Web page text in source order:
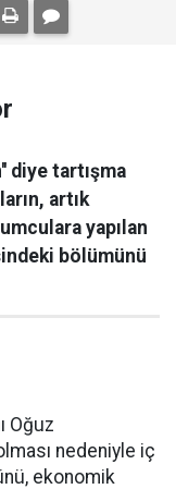
diye tartışma
artık
yapılan
bölümünü
Oğuz
nedeniyle iç
ekonomik